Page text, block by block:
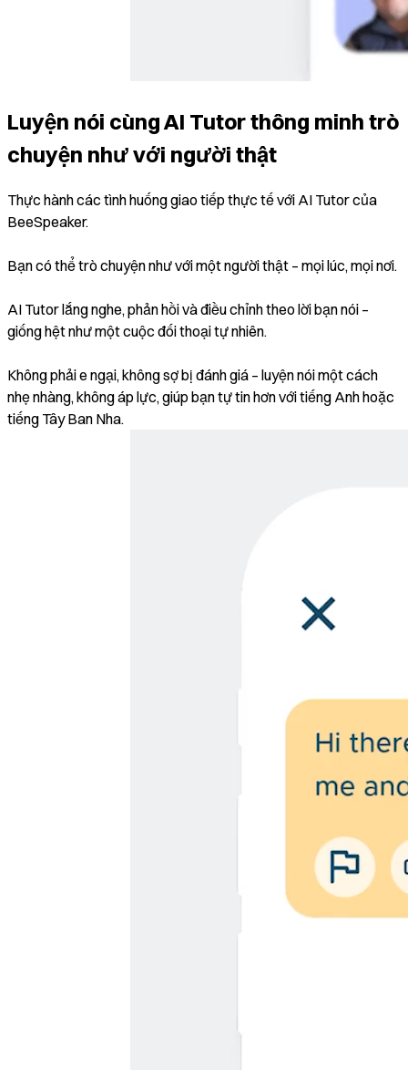
Luyện nói cùng AI Tutor thông minh trò
chuyện như với người thật
Thực hành các tình huống giao tiếp thực tế với AI Tutor của
BeeSpeaker.
Bạn có thể trò chuyện như với một người thật – mọi lúc, mọi nơi.
AI Tutor lắng nghe, phản hồi và điều chỉnh theo lời bạn nói –
giống hệt như một cuộc đối thoại tự nhiên.
Không phải e ngại, không sợ bị đánh giá – luyện nói một cách
nhẹ nhàng, không áp lực, giúp bạn tự tin hơn với tiếng Anh hoặc
tiếng Tây Ban Nha.